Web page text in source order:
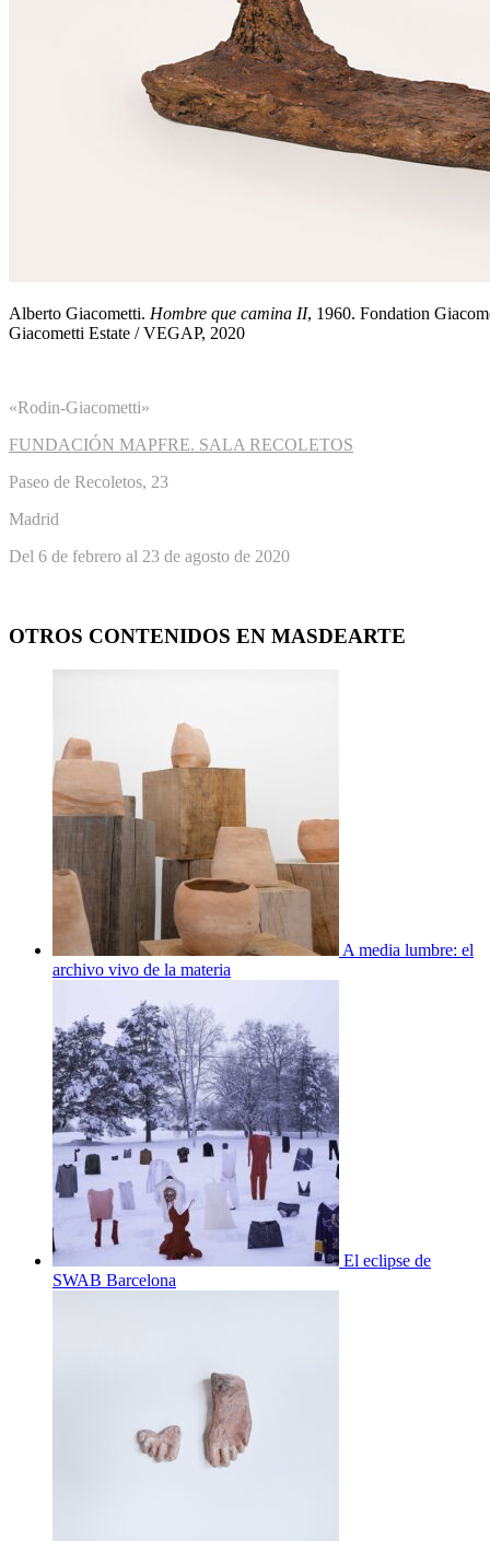
Alberto Giacometti. Hombre que camina II, 1960. Fondation
Giacometti Estate / VEGAP, 2020
«Rodin-Giacometti»
FUNDACIÓN MAPFRE. SALA RECOLETOS
Paseo de Recoletos, 23
Madrid
Del 6 de febrero al 23 de agosto de 2020
OTROS CONTENIDOS EN MASDEARTE
A media lumbre: el
archivo vivo de la materia
El eclipse de
SWAB Barcelona